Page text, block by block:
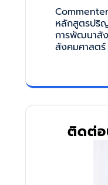
Commenter
หลักสูตรปริญ
การพัฒนาสั
สังคมศาสตร์
ติดต่อ